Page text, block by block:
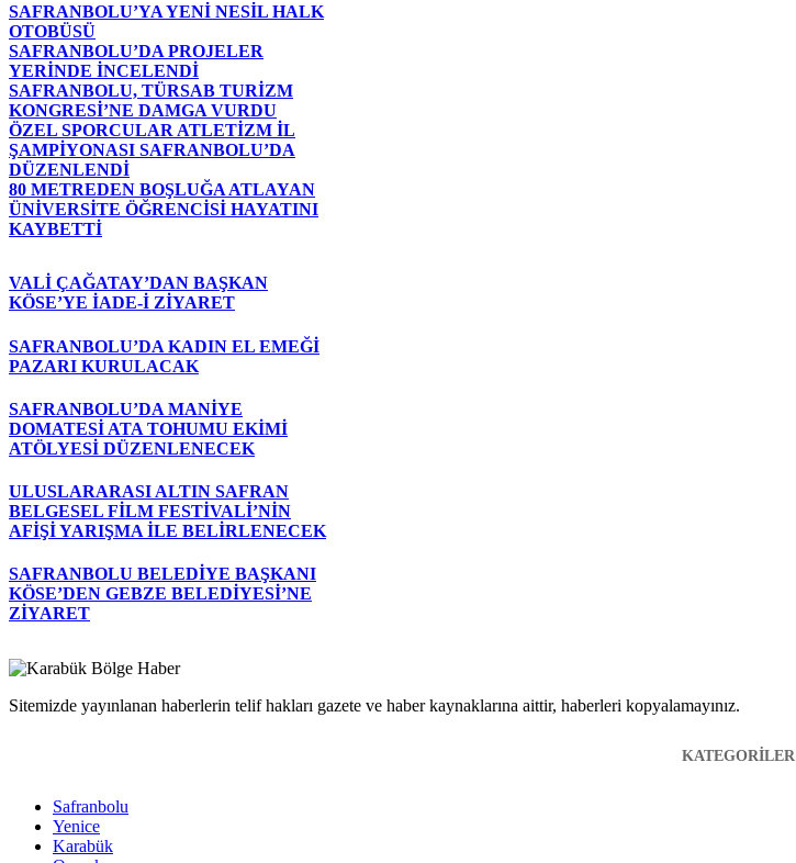
SAFRANBOLU’YA YENİ NESİL HALK
OTOBÜSÜ
SAFRANBOLU’DA PROJELER
YERİNDE İNCELENDİ
SAFRANBOLU, TÜRSAB TURİZM
KONGRESİ’NE DAMGA VURDU
ÖZEL SPORCULAR ATLETİZM İL
ŞAMPİYONASI SAFRANBOLU’DA
DÜZENLENDİ
80 METREDEN BOŞLUĞA ATLAYAN
ÜNİVERSİTE ÖĞRENCİSİ HAYATINI
KAYBETTİ
VALİ ÇAĞATAY’DAN BAŞKAN
KÖSE’YE İADE-İ ZİYARET
SAFRANBOLU’DA KADIN EL EMEĞİ
PAZARI KURULACAK
SAFRANBOLU’DA MANİYE
DOMATESİ ATA TOHUMU EKİMİ
ATÖLYESİ DÜZENLENECEK
ULUSLARARASI ALTIN SAFRAN
BELGESEL FİLM FESTİVALİ’NİN
AFİŞİ YARIŞMA İLE BELİRLENECEK
SAFRANBOLU BELEDİYE BAŞKANI
KÖSE’DEN GEBZE BELEDİYESİ’NE
ZİYARET
Sitemizde yayınlanan haberlerin telif hakları gazete ve haber kaynaklarına aittir, haberleri kopyalamayınız.
KATEGORİLER
Safranbolu
Yenice
Karabük